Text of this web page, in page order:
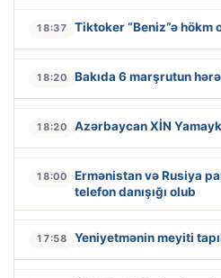
18:37 Tiktoker “Beniz”ə hökm
18:20 Bakıda 6 marşrutun
18:20 Azərbaycan XİN
18:00
Ermənistan və Rusiya
telefon danışığı olub
17:58 Yeniyetmənin meyiti